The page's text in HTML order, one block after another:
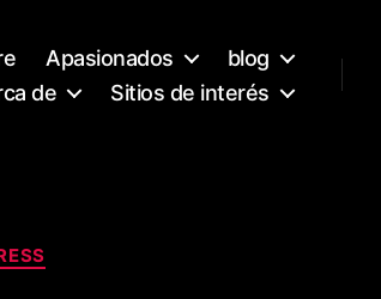
Apasionados
blog
de Sitios de interés